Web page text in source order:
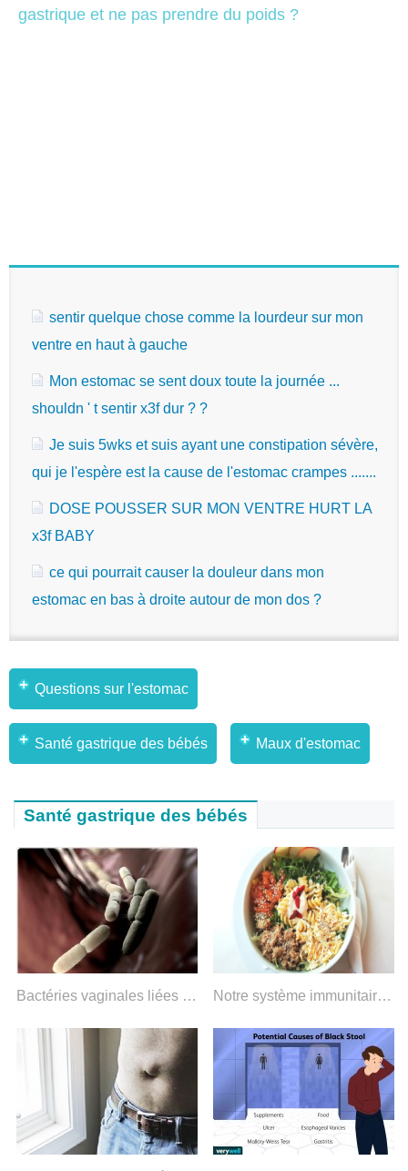
gastrique et ne pas prendre du poids ?
sentir quelque chose comme la lourdeur sur mon
ventre en haut à gauche
Mon estomac se sent doux toute la journée ...
shouldn ' t sentir x3f dur ? ?
Je suis 5wks et suis ayant une constipation sévère,
qui je l'espère est la cause de l'estomac crampes .......
DOSE POUSSER SUR MON VENTRE HURT LA
x3f BABY
ce qui pourrait causer la douleur dans mon
estomac en bas à droite autour de mon dos ?
Questions sur l'estomac
Santé gastrique des bébés Maux d'estomac
Santé gastrique des bébés
Bactéries vaginales liées à la naissance prématurée Notre système immunitaire joue-t-il un rôle dans le SII ?